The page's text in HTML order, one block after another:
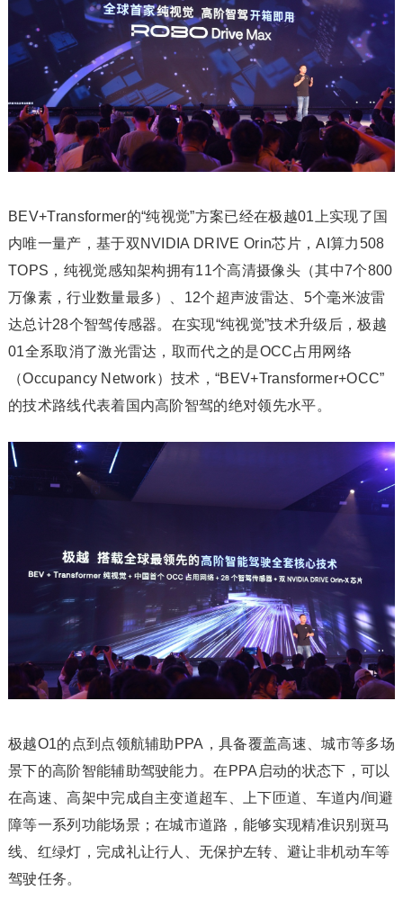
BEV+Transformer的“纯视觉”方案已经在极越01上实现了国
内唯一量产，基于双NVIDIA DRIVE Orin芯片，AI算力508
TOPS，纯视觉感知架构拥有11个高清摄像头（其中7个800
万像素，行业数量最多）、12个超声波雷达、5个毫米波雷
达总计28个智驾传感器。在实现“纯视觉”技术升级后，极越
01全系取消了激光雷达，取而代之的是OCC占用网络
（Occupancy Network）技术，“BEV+Transformer+OCC”
的技术路线代表着国内高阶智驾的绝对领先水平。
极越O1的点到点领航辅助PPA，具备覆盖高速、城市等多场
景下的高阶智能辅助驾驶能力。在PPA启动的状态下，可以
在高速、高架中完成自主变道超车、上下匝道、车道内/间避
障等一系列功能场景；在城市道路，能够实现精准识别斑马
线、红绿灯，完成礼让行人、无保护左转、避让非机动车等
驾驶任务。